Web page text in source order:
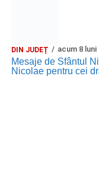
DIN JUDEȚ acum 8 luni
Mesaje de Sfântul
Nicolae pentru cei